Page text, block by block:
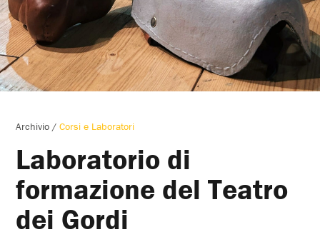
Archivio /Corsi e Laboratori
Laboratorio di
formazione del Teatro
dei Gordi